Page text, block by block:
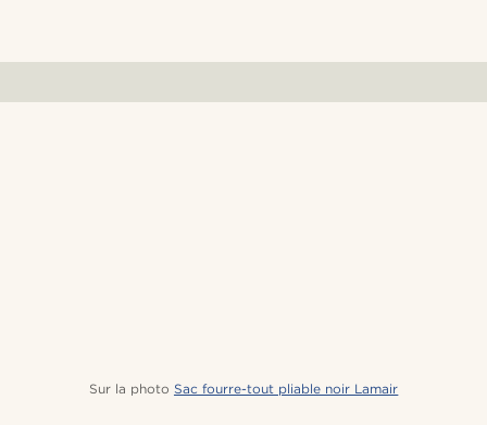
Sur la photo Sac fourre-tout pliable noir Lamair